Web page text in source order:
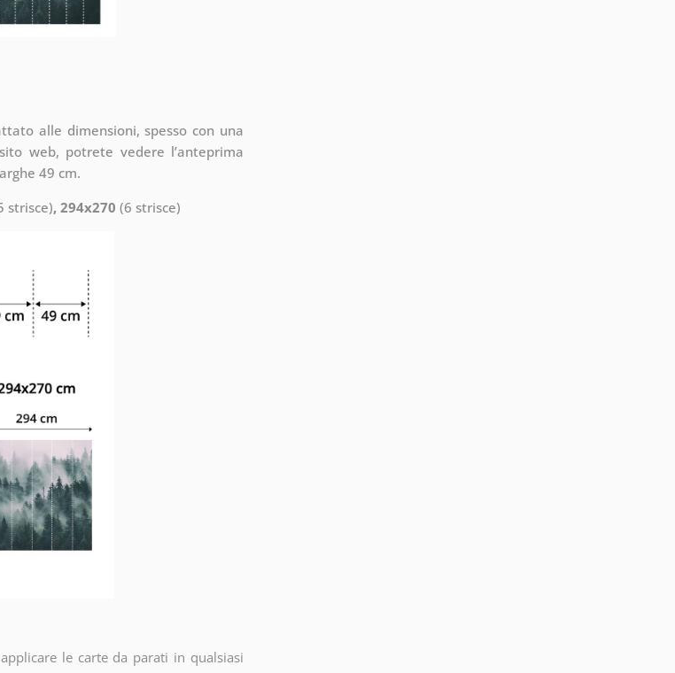
alle dimensioni, spesso con una
web, potrete vedere l’anteprima
49 cm.
strisce), 294x270 (6 strisce)
le carte da parati in qualsiasi